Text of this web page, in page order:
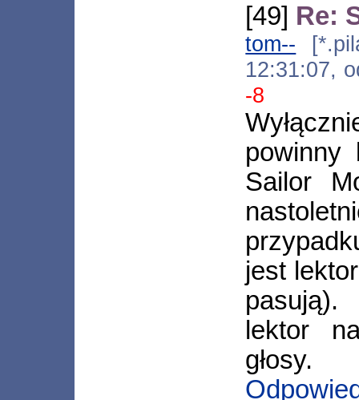
[49] Re:
tom--
12:31:07,
-8
powinny
Sailor
jest
pasują).
lektor
głosy.